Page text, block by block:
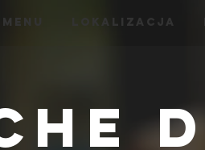
menu Lokalizacja